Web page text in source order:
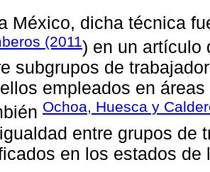
México, dicha técnica
(2011) en un artículo
subgrupos de
empleados en
Ochoa, Huesca y
entre grupos de
en los estados de